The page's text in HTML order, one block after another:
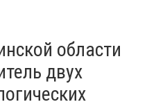
области
двух